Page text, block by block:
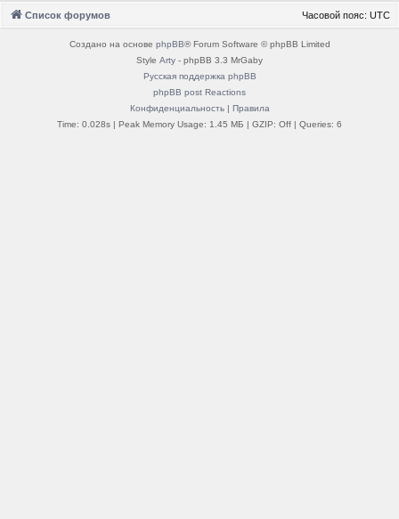
Список форумов Часовой пояс: UTC
Создано на основе phpBB® Forum Software © phpBB Limited
Style Arty - phpBB 3.3 MrGaby
Русская поддержка phpBB
phpBB post Reactions
Конфиденциальность| Правила
Time: 0.028s | Peak Memory Usage: 1.45 МБ | GZIP: Off | Queries: 6